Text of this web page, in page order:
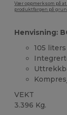
Vær oppmerksom på
produktfargen på
Henvisning:
105
VEKT
3.396 Kg.